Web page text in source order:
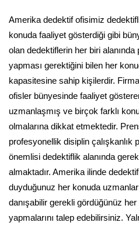
Amerika dedektif ofisimiz
konuda faaliyet gösterdiği gibi
olan dedektiflerin her biri
yapması gerektiğini bilen her
kapasitesine sahip kişilerdir.
ofisler bünyesinde faaliyet
uzmanlaşmış ve birçok farklı
olmalarına dikkat etmektedir.
profesyonellik disiplin
önemlisi dedektiflik alanında
almaktadır. Amerika ilinde
duyduğunuz her konuda
danışabilir gerekli gördüğünüz
yapmalarını talep edebilirsiniz.